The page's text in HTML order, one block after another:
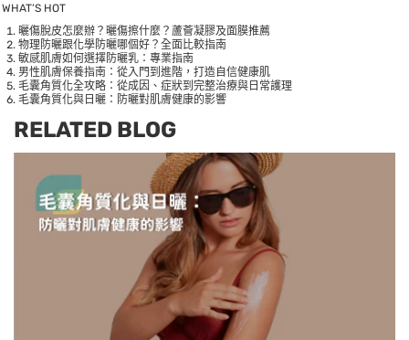
WHAT’S HOT
曬傷脫皮怎麼辦？曬傷擦什麼？蘆薈凝膠及面膜推薦
物理防曬跟化學防曬哪個好？全面比較指南
敏感肌膚如何選擇防曬乳：專業指南
男性肌膚保養指南：從入門到進階，打造自信健康肌
毛囊角質化全攻略：從成因、症狀到完整治療與日常護理
毛囊角質化與日曬：防曬對肌膚健康的影響
RELATED BLOG